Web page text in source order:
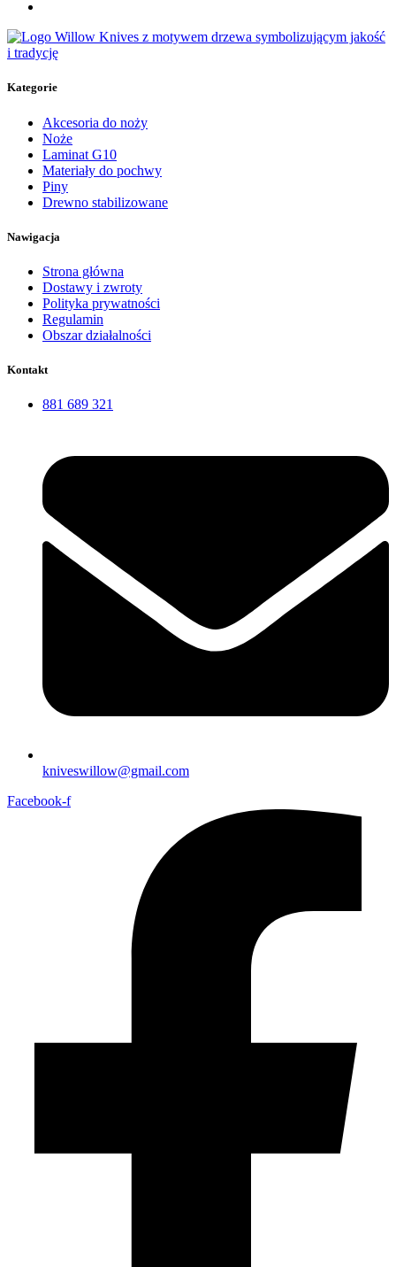
Kategorie
Akcesoria do noży
Noże
Laminat G10
Materiały do pochwy
Piny
Drewno stabilizowane
Nawigacja
Strona główna
Dostawy i zwroty
Polityka prywatności
Regulamin
Obszar działalności
Kontakt
881 689 321
kniveswillow@gmail.com
Facebook-f